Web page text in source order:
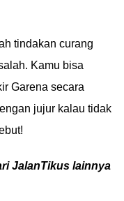
tindakan curang
Kamu bisa
Garena secara
jujur kalau tidak
JalanTikus lainnya